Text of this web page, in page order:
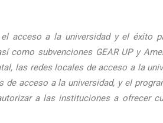
acceso a la universidad y el éxito
como subvenciones GEAR UP y
las redes locales de acceso a la
acceso a la universidad, y el
a las instituciones a